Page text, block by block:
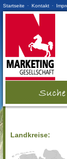
Startseite · Kontakt ·
Landkreise: